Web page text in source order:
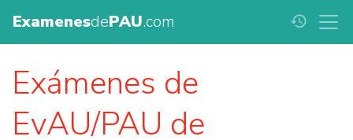
ExamenesdePAU.com history
Exámenes de
EvAU/PAU de